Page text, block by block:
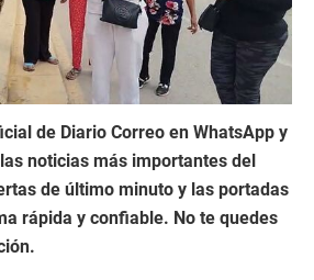
de Diario Correo en WhatsApp y
noticias más importantes del
de último minuto y las portadas
rápida y confiable. No te quedes